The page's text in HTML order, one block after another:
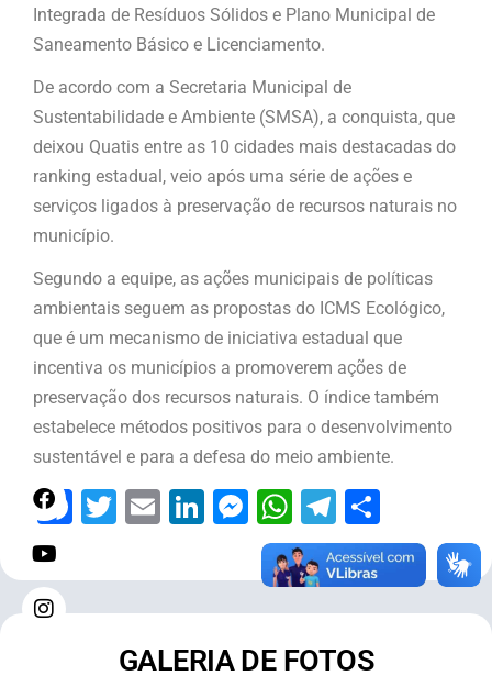
Integrada de Resíduos Sólidos e Plano Municipal de
Saneamento Básico e Licenciamento.
De acordo com a Secretaria Municipal de
Sustentabilidade e Ambiente (SMSA), a conquista, que
deixou Quatis entre as 10 cidades mais destacadas do
ranking estadual, veio após uma série de ações e
serviços ligados à preservação de recursos naturais no
município.
Segundo a equipe, as ações municipais de políticas
ambientais seguem as propostas do ICMS Ecológico,
que é um mecanismo de iniciativa estadual que
incentiva os municípios a promoverem ações de
preservação dos recursos naturais. O índice também
estabelece métodos positivos para o desenvolvimento
sustentável e para a defesa do meio ambiente.
Facebook
Twitter
EmailLinkedIn
Messenger
WhatsApp
Telegram
GALERIA DE FOTOS